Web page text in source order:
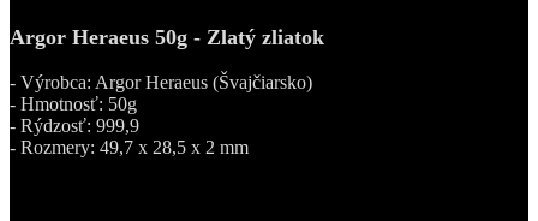
Argor Heraeus 50g - Zlatý zliatok
- Výrobca: Argor Heraeus (Švajčiarsko)
- Hmotnosť: 50g
- Rýdzosť: 999,9
- Rozmery: 49,7 x 28,5 x 2 mm